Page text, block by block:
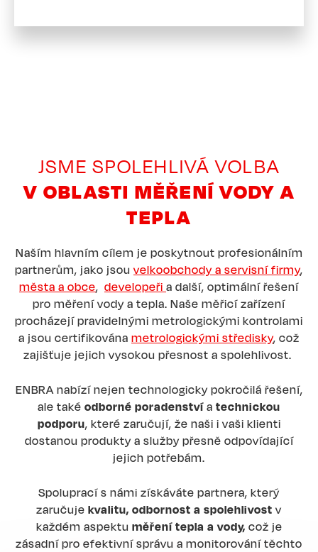
JSME SPOLEHLIVÁ VOLBA
V OBLASTI MĚŘENÍ VODY A
TEPLA
Naším hlavním cílem je poskytnout profesionálním
partnerům, jako jsouvelkoobchody a servisní firmy,
města a obce, developeři a další, optimální řešení
pro měření vody a tepla. Naše měřicí zařízení
procházejí pravidelnými metrologickými kontrolami
a jsou certifikována metrologickými středisky, což
zajišťuje jejich vysokou přesnost a spolehlivost.
ENBRA nabízí nejen technologicky pokročilá řešení,
ale také odborné poradenství a technickou
podporu, které zaručují, že naši i vaši klienti
dostanou produkty a služby přesně odpovídající
jejich potřebám.
Spoluprací s námi získáváte partnera, který
zaručuje kvalitu, odbornost a spolehlivost v
každém aspektu měření tepla a vody, což je
zásadní pro efektivní správu a monitorování těchto